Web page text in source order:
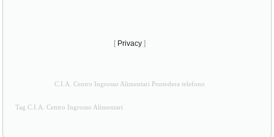
[ Privacy ]
C.I.A. Centro Ingrosso Alimentari Pontedera telefono
Tag C.I.A. Centro Ingrosso Alimentari